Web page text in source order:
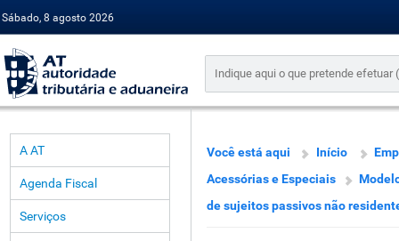
Sábado, 8 agosto 2026
A AT
Agenda Fiscal
Serviços
Você está aqui Início
Acessórias e Especiais
de sujeitos passivos não